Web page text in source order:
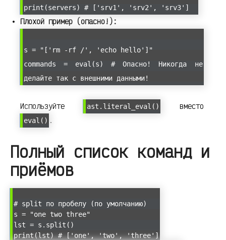
print(servers) # ['srv1', 'srv2', 'srv3']
Плохой пример (опасно!):
s = "['rm -rf /', 'echo hello']"
commands = eval(s) # Опасно! Никогда не
делайте так с внешними данными!
Используйте ast.literal_eval() вместо
eval() .
Полный список команд и
приёмов
# split по пробелу (по умолчанию)
s = "one two three"
lst = s.split()
print(lst) # ['one', 'two', 'three']